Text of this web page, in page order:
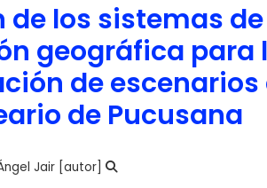
de los sistemas de
geográfica para
de escenarios
de Pucusana
Jair [autor]